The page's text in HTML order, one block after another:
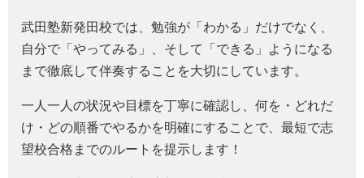
武田塾新発田校では、勉強が「わかる」だけでなく、
自分で「やってみる」、そして「できる」ようになる
まで徹底して伴奏することを大切にしています。
一人一人の状況や目標を丁寧に確認し、何を・どれだ
け・どの順番でやるかを明確にすることで、最短で志
望校合格までのルートを提示します！